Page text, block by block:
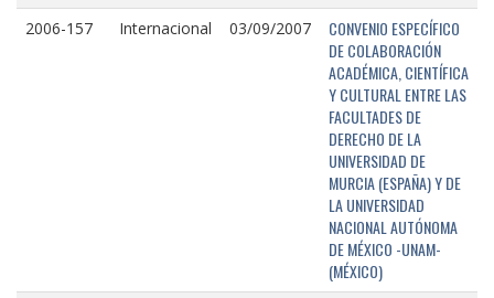
2006-157 Internacional 03/09/2007
CONVENIO ESPECÍFICO
DE COLABORACIÓN
ACADÉMICA, CIENTÍFICA
Y CULTURAL ENTRE LAS
FACULTADES DE
DERECHO DE LA
UNIVERSIDAD DE
MURCIA (ESPAÑA) Y DE
LA UNIVERSIDAD
NACIONAL AUTÓNOMA
DE MÉXICO -UNAM-
(MÉXICO)